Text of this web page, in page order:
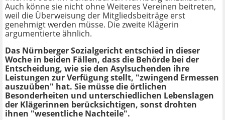
Auch könne sie nicht ohne Weiteres Vereinen beitreten,
weil die Überweisung der Mitgliedsbeiträge erst
genehmigt werden müsse. Die zweite Klägerin
argumentierte ähnlich.
Das Nürnberger Sozialgericht entschied in dieser
Woche in beiden Fällen, dass die Behörde bei der
Entscheidung, wie sie den Asylsuchenden ihre
Leistungen zur Verfügung stellt, "zwingend Ermessen
auszuüben" hat. Sie müsse die örtlichen
Besonderheiten und unterschiedlichen Lebenslagen
der Klägerinnen berücksichtigen, sonst drohten
ihnen "wesentliche Nachteile".